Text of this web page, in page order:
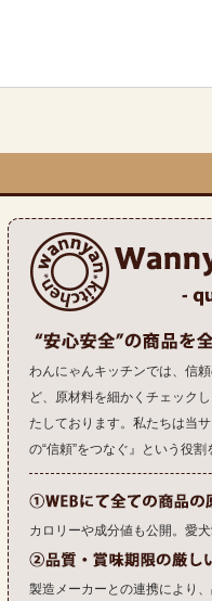
わんにゃんキッチンでは、信
ど、原材料を細かくチェック
たしております。私たちは当
の“信頼”をつなぐ』という役
カロリーや成分値も公開。愛
製造メーカーとの連携により